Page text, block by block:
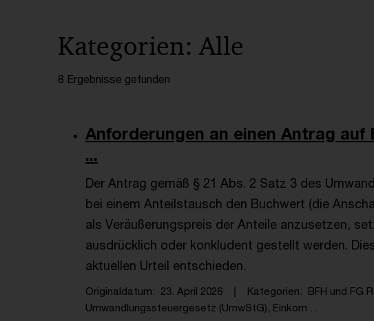
Kategorien: Alle
8 Ergebnisse gefunden
Anforderungen an einen Antrag
...
Der Antrag gemäß § 21 Abs. 2 Satz 3 des
bei einem Anteilstausch den Buchwert (die
als Veräußerungspreis der Anteile anzusetzen,
ausdrücklich oder konkludent gestellt werden.
aktuellen Urteil entschieden.
Originaldatum 23. April 2026 Kategorien BFH und FG
Umwandlungssteuergesetz (UmwStG), Einkom ...